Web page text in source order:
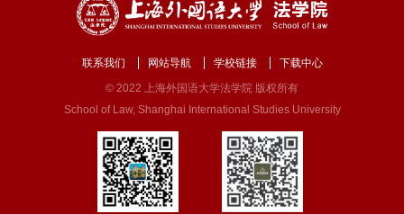
联系我们 网站导航 学校链接
下载中心
© 2022 上海外国语大学法学院 版权所有
School of Law, Shanghai International Studies University